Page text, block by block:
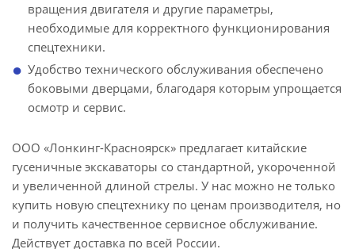
вращения двигателя и другие параметры,
необходимые для корректного функционирования
спецтехники.
Удобство технического обслуживания обеспечено
боковыми дверцами, благодаря которым упрощается
осмотр и сервис.
ООО «Лонкинг-Красноярск» предлагает китайские
гусеничные экскаваторы со стандартной, укороченной
и увеличенной длиной стрелы. У нас можно не только
купить новую спецтехнику по ценам производителя, но
и получить качественное сервисное обслуживание.
Действует доставка по всей России.